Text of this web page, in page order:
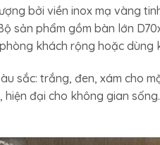
bởi viền inox mạ vàng
sản phẩm gồm bàn lớn
khách rộng hoặc dùng
sắc: trắng, đen, xám cho
đại cho không gian